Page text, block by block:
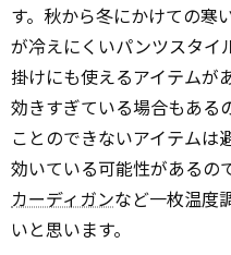
す。秋から冬にかけての寒
が冷えにくいパンツスタイ
掛けにも使えるアイテムが
効きすぎている場合もある
ことのできないアイテムは
効いている可能性があるの
カーディガンなど一枚温度
いと思います。